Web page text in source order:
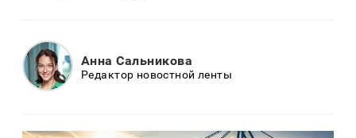
Анна Сальникова
Редактор новостной ленты